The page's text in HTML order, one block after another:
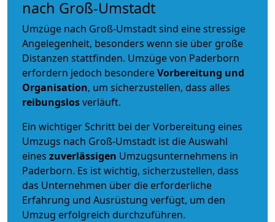
nach Groß-Umstadt
Umzüge nach Groß-Umstadt sind eine stressige
Angelegenheit, besonders wenn sie über große
Distanzen stattfinden. Umzüge von Paderborn
erfordern jedoch besondereVorbereitung und
Organisation, um sicherzustellen, dass alles
reibungslosverläuft.
Ein wichtiger Schritt bei der Vorbereitung eines
Umzugs nach Groß-Umstadt ist die Auswahl
eines zuverlässigen Umzugsunternehmens in
Paderborn. Es ist wichtig, sicherzustellen, dass
das Unternehmen über die erforderliche
Erfahrung und Ausrüstung verfügt, um den
Umzug erfolgreich durchzuführen.